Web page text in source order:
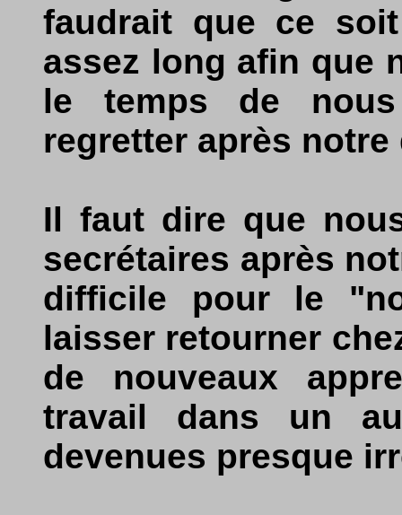
faudrait que ce
assez long afin que
le temps de
regretter après notre
Il faut dire que
secrétaires après
difficile pour le
laisser retourner
de nouveaux
travail dans un
devenues presque